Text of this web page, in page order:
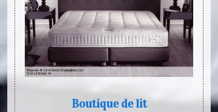
Boutique de lit